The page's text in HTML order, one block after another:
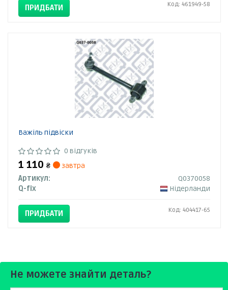
ПРИДБАТИ Код: 461949-58
Важіль підвіски
0 відгуків
1 110 ₴
завтра
Артикул:
Q0370058
Q-fix
Нідерланди
ПРИДБАТИ Код: 404417-65
Не можете знайти деталь?